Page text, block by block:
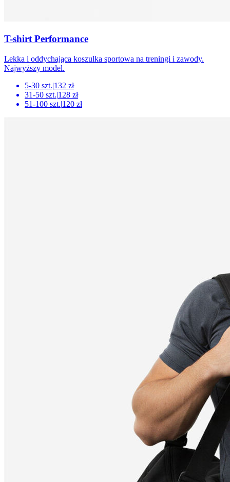
T-shirt Performance
Lekka i oddychająca koszulka sportowa na treningi i zawody.
Najwyższy model.
5-30 szt.|132 zł
31-50 szt.|128 zł
51-100 szt.|120 zł